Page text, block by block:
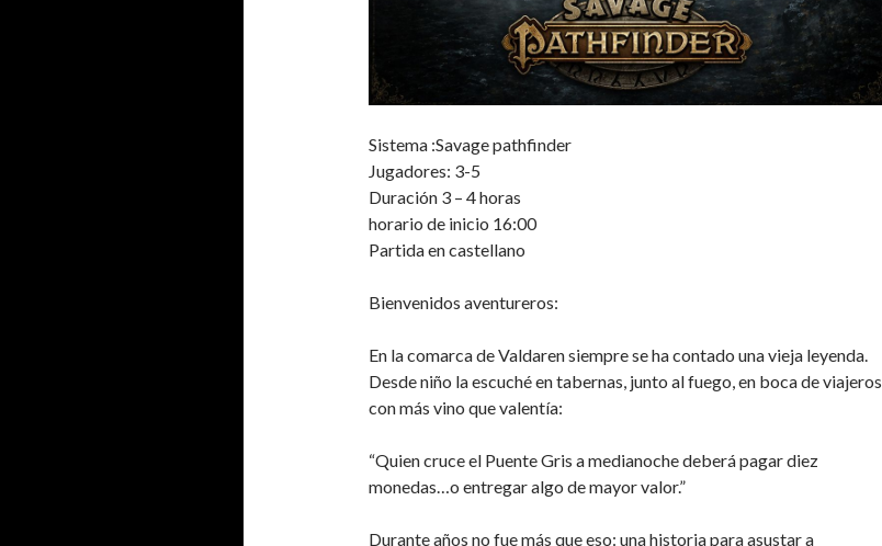
Sistema :Savage pathfinder
Jugadores: 3-5
Duración 3 – 4 horas
horario de inicio 16:00
Partida en castellano
Bienvenidos aventureros:
En la comarca de Valdaren siempre se ha contado una vieja leyenda.
Desde niño la escuché en tabernas, junto al fuego, en boca de viajeros
con más vino que valentía:
“Quien cruce el Puente Gris a medianoche deberá pagar diez
monedas…o entregar algo de mayor valor.”
Durante años no fue más que eso: una historia para asustar a